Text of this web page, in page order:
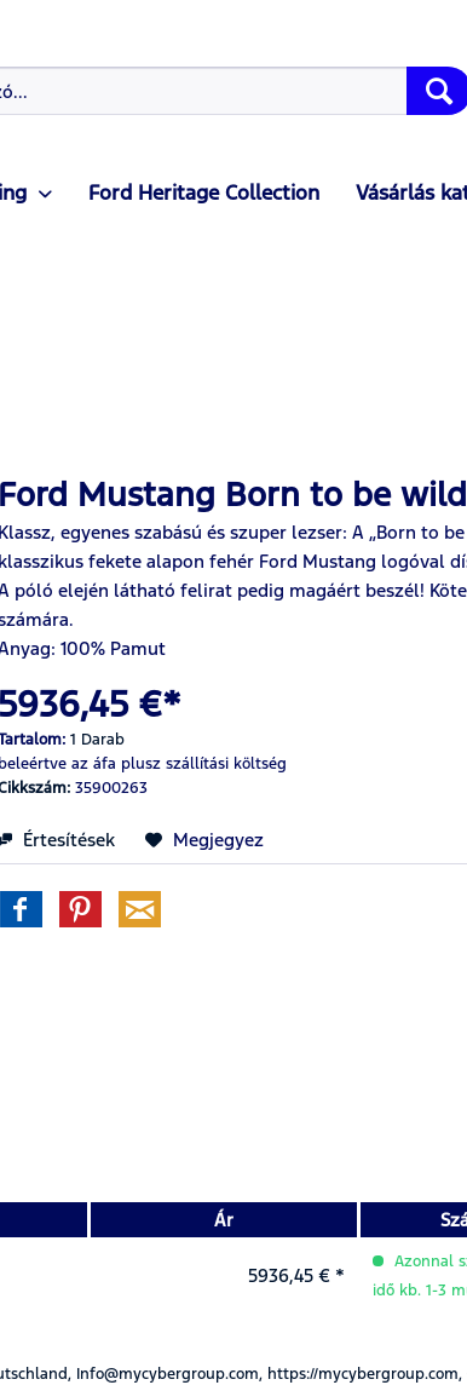
Ford Heritage Collection Vásárlás
Ford Mustang Born to be
Klassz, egyenes szabású és szuper lezser: A „Born to
klasszikus fekete alapon fehér Ford Mustang logóval
póló elején látható felirat pedig magáért beszél!
100% Pamut
5936,45 €*
1 Darab
beleértve az áfa plusz szállítási költség
35900263
Értesítések Megjegyez
Ár
5936,45 € *
Azonnal
idő kb. 1-3
Info@mycybergroup.com, https://